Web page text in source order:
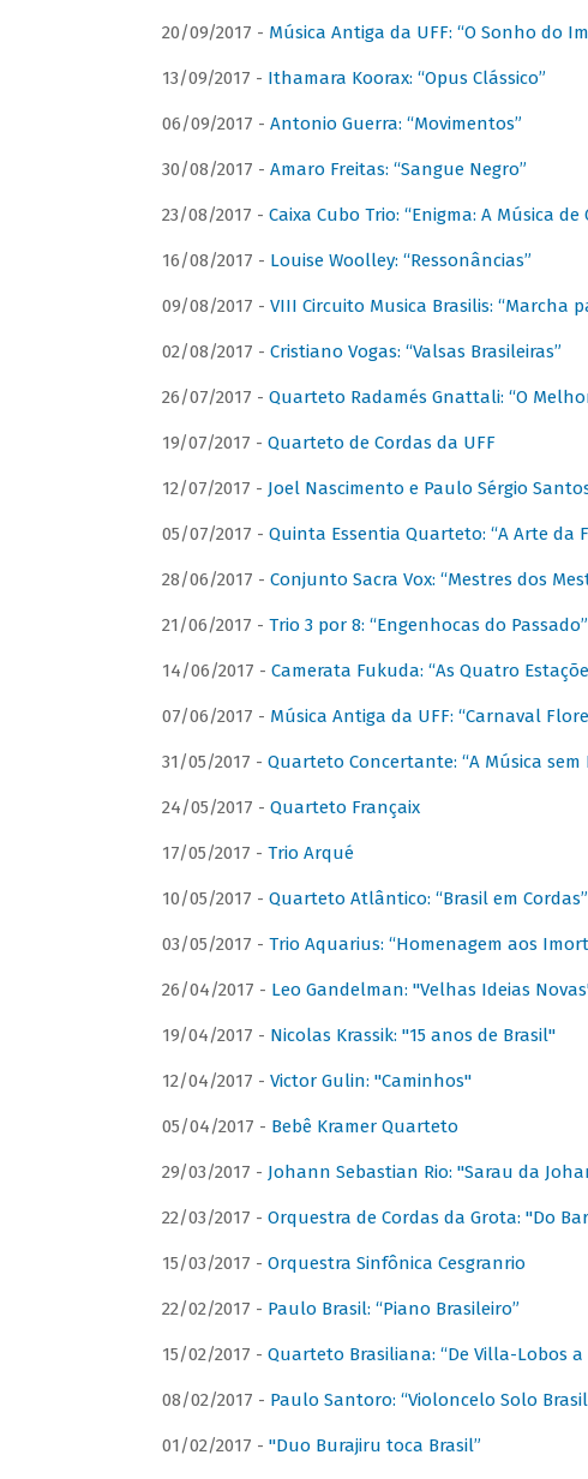
20/09/2017 - Música Antiga da UFF: “O Sonho do
13/09/2017 - Ithamara Koorax: “Opus Clássico”
06/09/2017 - Antonio Guerra: “Movimentos”
30/08/2017 - Amaro Freitas: “Sangue Negro”
23/08/2017 - Caixa Cubo Trio: “Enigma: A Música de
16/08/2017 - Louise Woolley: “Ressonâncias”
09/08/2017 - VIII Circuito Musica Brasilis: “Marcha
02/08/2017 - Cristiano Vogas: “Valsas Brasileiras”
26/07/2017 - Quarteto Radamés Gnattali: “O
19/07/2017 - Quarteto de Cordas da UFF
12/07/2017 - Joel Nascimento e Paulo Sérgio
05/07/2017 - Quinta Essentia Quarteto: “A Arte da
28/06/2017 - Conjunto Sacra Vox: “Mestres dos
21/06/2017 - Trio 3 por 8: “Engenhocas do Passado”
14/06/2017 - Camerata Fukuda: “As Quatro
07/06/2017 - Música Antiga da UFF: “Carnaval
31/05/2017 - Quarteto Concertante: “A Música
24/05/2017 - Quarteto Françaix
17/05/2017 - Trio Arqué
10/05/2017 - Quarteto Atlântico: “Brasil em Cordas”
03/05/2017 - Trio Aquarius: “Homenagem aos
26/04/2017 - Leo Gandelman: "Velhas Ideias
19/04/2017 - Nicolas Krassik: "15 anos de Brasil"
12/04/2017 - Victor Gulin: "Caminhos"
05/04/2017 - Bebê Kramer Quarteto
29/03/2017 - Johann Sebastian Rio: "Sarau da
22/03/2017 - Orquestra de Cordas da Grota: "Do
15/03/2017 - Orquestra Sinfônica Cesgranrio
22/02/2017 - Paulo Brasil: “Piano Brasileiro”
15/02/2017 - Quarteto Brasiliana: “De Villa-Lobos a
08/02/2017 - Paulo Santoro: “Violoncelo Solo
01/02/2017 - "Duo Burajiru toca Brasil”